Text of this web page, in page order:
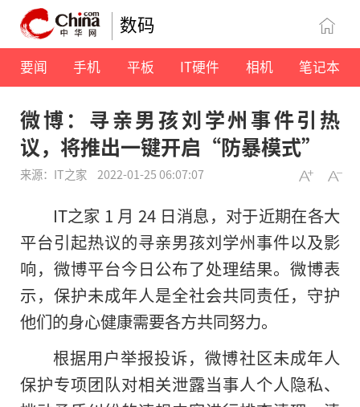
数码
要闻 手机 平板 IT硬件 相机 笔记本
微博：寻亲男孩刘学州事件引热
议，将推出一键开启“防暴模式”
来源：IT之家 2022-01-25 06:07:07
IT之家 1 月 24 日消息，对于近期在各大
平台引起热议的寻亲男孩刘学州事件以及影
响，微博平台今日公布了处理结果。微博表
示，保护未成年人是全社会共同责任，守护
他们的身心健康需要各方共同努力。
根据用户举报投诉，微博社区未成年人
保护专项团队对相关泄露当事人个人隐私、